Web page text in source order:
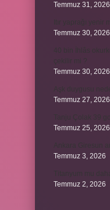
Temmuz 31, 2026
Itır yaprağı yenir
Temmuz 30, 2026
40 bin İhlâs
Temmuz 30, 2026
Temmuz 27, 2026
Temmuz 25, 2026
Temmuz 3, 2026
Titanyum mu
Temmuz 2, 2026